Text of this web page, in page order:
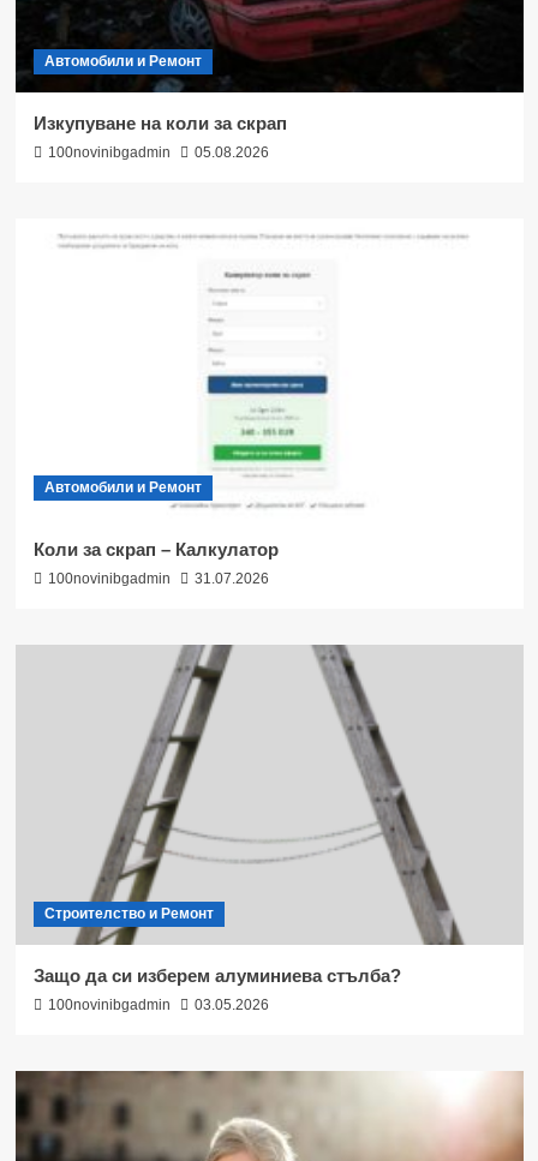
Автомобили и Ремонт
Изкупуване на коли за скрап
100novinibgadmin 05.08.2026
Автомобили и Ремонт
Коли за скрап – Калкулатор
100novinibgadmin 31.07.2026
Строителство и Ремонт
Защо да си изберем алуминиева стълба?
100novinibgadmin 03.05.2026